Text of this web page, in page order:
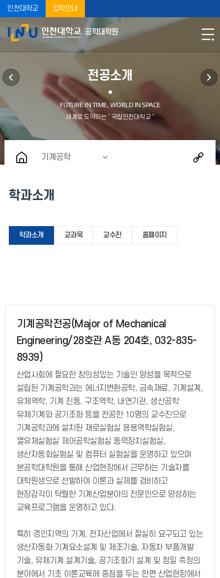
인천대학교 입학안내
공학대학원
전공소개
기계공학
학과소개
학과소개 교과목 교수진 홈페이지
기계공학전공(Major of Mechanical
Engineering/28호관 A동 204호, 032-835-
8939)
산업사회에 필요한 창의성있는 기술인 양성을 목적으로
설립된 기계공학과는 에너지변환공학, 금속재료, 기계설계,
유체역학, 기계 진동, 구조역학, 내연기관, 생산공학
유체기계와 공기조화 등을 전공한 10명의 교수진으로
기계공학과에 설치된 재로실험실 응용역학실험실,
열유체실험실 제어공학실험실 동력장치실험실,
생산자동화실험실 및 컴퓨터 실험실을 운영하고 있으며
본공학대학원을 통해 산업현장에서 근무하는 기술자를
대학원생으로 선발하여 이론과 실제를 겸비하고
현장감각이 탁월한 기계산업분야의 전문인으로 양성하는
교육프로그램을 운영하고 있다.
특히 경인지역의 기계, 전자산업에서 절실히 요구되고 있는
생산자동화 기계요소설계 및 제조기술, 자동차 부품개발
기술, 유체기계 설계기술, 공기조화기 설계 및 정밀 측정의
분야에서 기초 이론교육에 중점을 두는 한편 산업현장에서